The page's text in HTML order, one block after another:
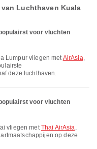
Luchthaven Kuala
voor vluchten
Lumpur vliegen metAirAsia,
deze luchthaven.
voor vluchten
vliegen metThai AirAsia,
op deze